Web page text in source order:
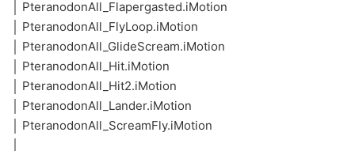
│ PteranodonAll_Flapergasted.iMotion
│ PteranodonAll_FlyLoop.iMotion
│ PteranodonAll_GlideScream.iMotion
│ PteranodonAll_Hit.iMotion
│ PteranodonAll_Hit2.iMotion
│ PteranodonAll_Lander.iMotion
│ PteranodonAll_ScreamFly.iMotion